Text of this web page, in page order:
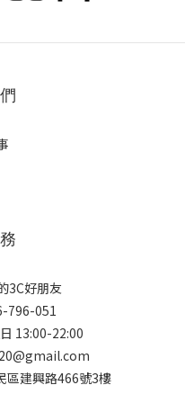
3C好朋友
796-051
13:00-22:00
區建興路466號3樓